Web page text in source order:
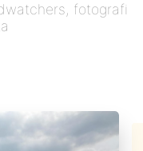
fotografi